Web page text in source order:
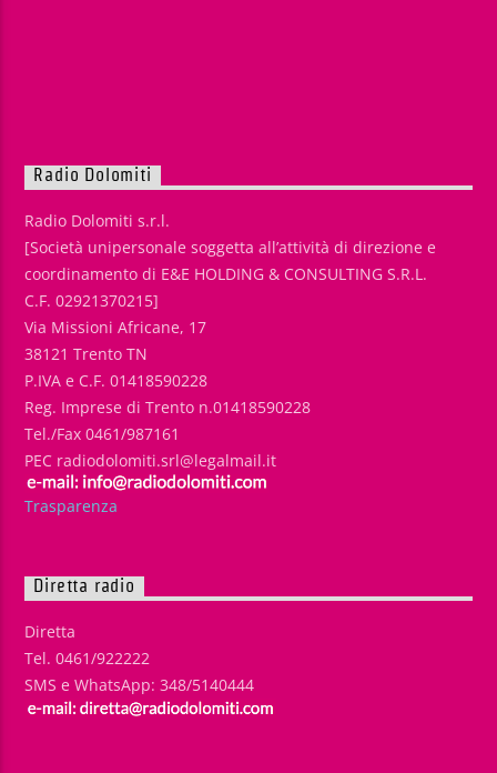
Radio Dolomiti
Radio Dolomiti s.r.l.
[Società unipersonale soggetta all’attività di direzione e
coordinamento di E&E HOLDING & CONSULTING S.R.L.
C.F. 02921370215]
Via Missioni Africane, 17
38121 Trento TN
P.IVA e C.F. 01418590228
Reg. Imprese di Trento n.01418590228
Tel./Fax 0461/987161
PEC radiodolomiti.srl@legalmail.it
Trasparenza
Diretta radio
Diretta
Tel. 0461/922222
SMS e WhatsApp: 348/5140444